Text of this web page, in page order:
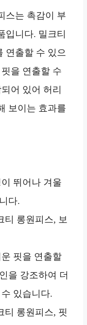
스는 촉감이 부
입니다. 밀크티
연출할 수 있으
을 연출할 수
어 있어 허리
보이는 효과를
뛰어나 겨울
다.
티 롱원피스, 보
핏을 연출할
을 강조하여 더
있습니다.
티 롱원피스, 핏